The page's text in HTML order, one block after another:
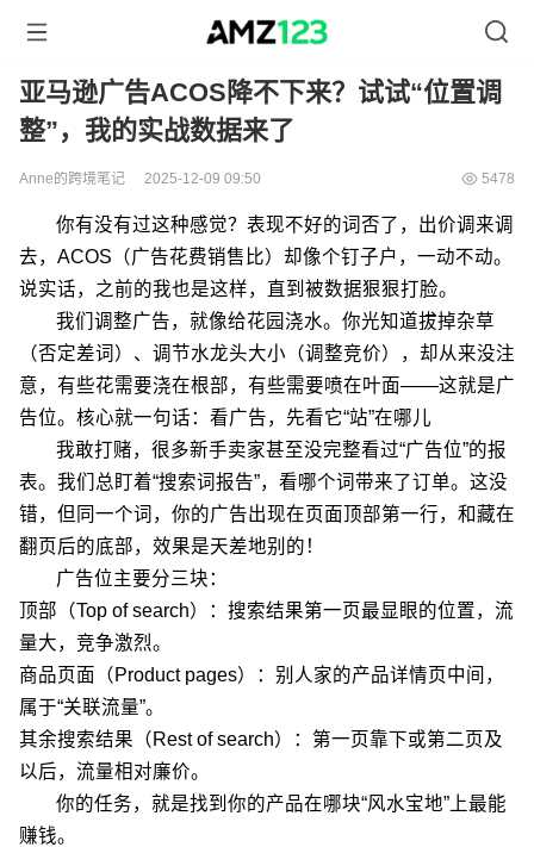
亚马逊广告ACOS降不下来？试试“位置调
整”，我的实战数据来了
Anne的跨境笔记 2025-12-09 09:50 5478
你有没有过这种感觉？表现不好的词否了，出价调来调
去，ACOS（广告花费销售比）却像个钉子户，一动不动。
说实话，之前的我也是这样，直到被数据狠狠打脸。
我们调整广告，就像给花园浇水。你光知道拔掉杂草
（否定差词）、调节水龙头大小（调整竞价），却从来没注
意，有些花需要浇在根部，有些需要喷在叶面——这就是广
告位。核心就一句话：看广告，先看它“站”在哪儿
我敢打赌，很多新手卖家甚至没完整看过“广告位”的报
表。我们总盯着“搜索词报告”，看哪个词带来了订单。这没
错，但同一个词，你的广告出现在页面顶部第一行，和藏在
翻页后的底部，效果是天差地别的！
广告位主要分三块：
顶部（Top of search）：搜索结果第一页最显眼的位置，流
量大，竞争激烈。
商品页面（Product pages）：别人家的产品详情页中间，
属于“关联流量”。
其余搜索结果（Rest of search）：第一页靠下或第二页及
以后，流量相对廉价。
你的任务，就是找到你的产品在哪块“风水宝地”上最能
赚钱。